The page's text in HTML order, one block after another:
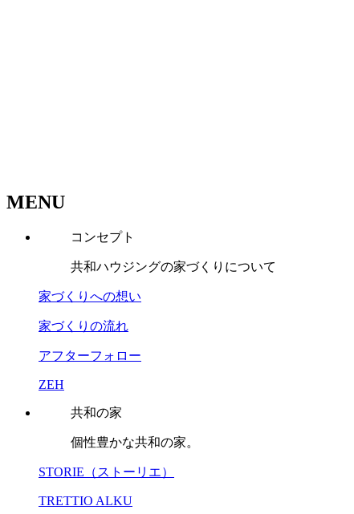
MENU
コンセプト
共和ハウジングの家づくりについて
家づくりへの想い
家づくりの流れ
アフターフォロー
ZEH
共和の家
個性豊かな共和の家。
STORIE（ストーリエ）
TRETTIO ALKU